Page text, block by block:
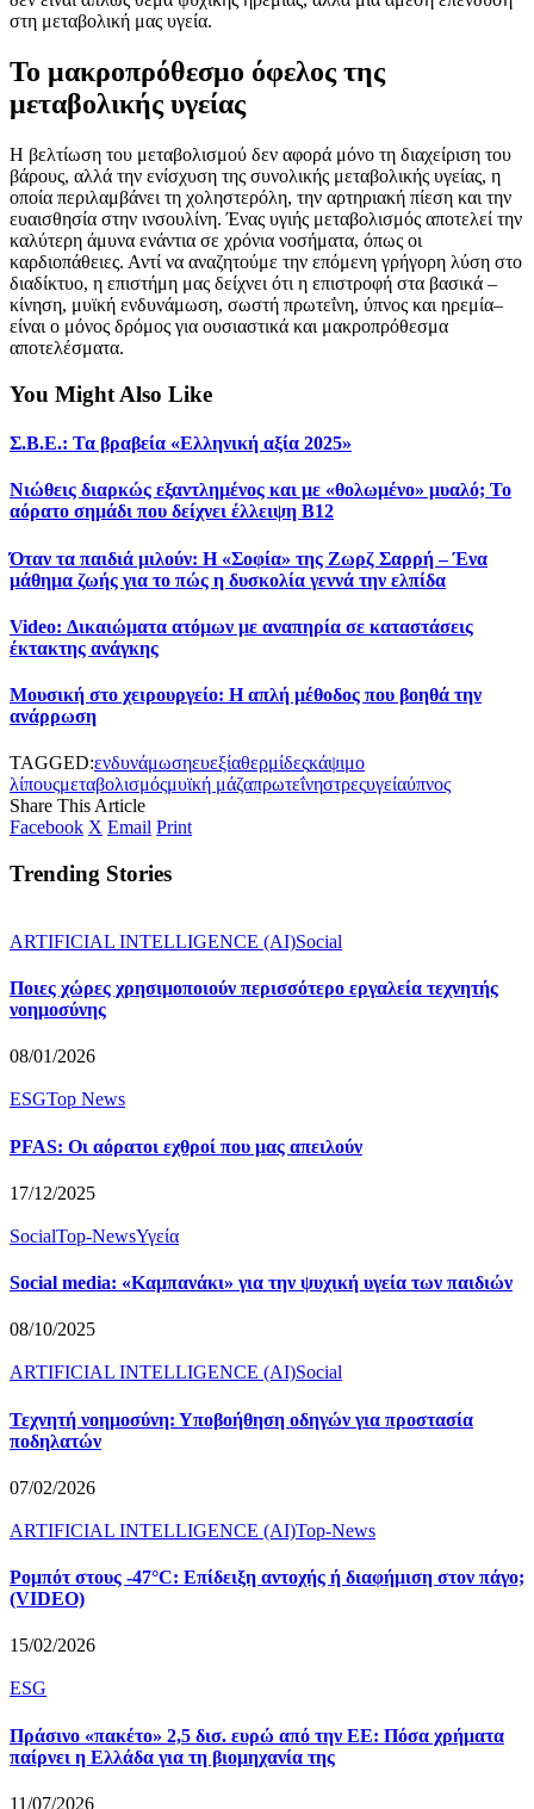
στη μεταβολική μας υγεία.
Το μακροπρόθεσμο όφελος της
μεταβολικής υγείας
Η βελτίωση του μεταβολισμού δεν αφορά μόνο τη διαχείριση του
βάρους, αλλά την ενίσχυση της συνολικής μεταβολικής υγείας, η
οποία περιλαμβάνει τη χοληστερόλη, την αρτηριακή πίεση και την
ευαισθησία στην ινσουλίνη. Ένας υγιής μεταβολισμός αποτελεί την
καλύτερη άμυνα ενάντια σε χρόνια νοσήματα, όπως οι
καρδιοπάθειες. Αντί να αναζητούμε την επόμενη γρήγορη λύση στο
διαδίκτυο, η επιστήμη μας δείχνει ότι η επιστροφή στα βασικά –
κίνηση, μυϊκή ενδυνάμωση, σωστή πρωτεΐνη, ύπνος και ηρεμία–
είναι ο μόνος δρόμος για ουσιαστικά και μακροπρόθεσμα
αποτελέσματα.
You Might Also Like
Σ.Β.Ε.: Τα βραβεία «Ελληνική αξία 2025»
Νιώθεις διαρκώς εξαντλημένος και με «θολωμένο» μυαλό; Το
αόρατο σημάδι που δείχνει έλλειψη Β12
Όταν τα παιδιά μιλούν: Η «Σοφία» της Ζωρζ Σαρρή – Ένα
μάθημα ζωής για το πώς η δυσκολία γεννά την ελπίδα
Video: Δικαιώματα ατόμων με αναπηρία σε καταστάσεις
έκτακτης ανάγκης
Μουσική στο χειρουργείο: Η απλή μέθοδος που βοηθά την
ανάρρωση
TAGGED:ενδυνάμωσηευεξίαθερμίδεςκάψιμο
λίπουςμεταβολισμόςμυϊκή μάζαπρωτεΐνηστρεςυγείαύπνος
Share This Article
Facebook X Email Print
Trending Stories
ARTIFICIAL INTELLIGENCE (AI)Social
Ποιες χώρες χρησιμοποιούν περισσότερο εργαλεία τεχνητής
νοημοσύνης
08/01/2026
ESGTop News
PFAS: Οι αόρατοι εχθροί που μας απειλούν
17/12/2025
SocialTop-NewsΥγεία
Social media: «Καμπανάκι» για την ψυχική υγεία των παιδιών
08/10/2025
ARTIFICIAL INTELLIGENCE (AI)Social
Τεχνητή νοημοσύνη: Υποβοήθηση οδηγών για προστασία
ποδηλατών
07/02/2026
ARTIFICIAL INTELLIGENCE (AI)Top-News
Ρομπότ στους -47°C: Επίδειξη αντοχής ή διαφήμιση στον πάγο;
(VIDEO)
15/02/2026
ESG
Πράσινο «πακέτο» 2,5 δισ. ευρώ από την ΕΕ: Πόσα χρήματα
παίρνει η Ελλάδα για τη βιομηχανία της
11/07/2026